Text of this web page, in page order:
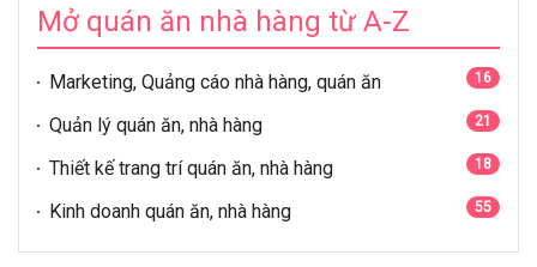
Mở quán ăn nhà hàng từ A-Z
Marketing, Quảng cáo nhà hàng, quán ăn 16
Quản lý quán ăn, nhà hàng 21
Thiết kế trang trí quán ăn, nhà hàng 18
Kinh doanh quán ăn, nhà hàng 55